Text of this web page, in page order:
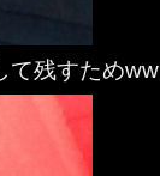
て残すためww